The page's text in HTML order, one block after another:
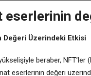
eserlerinin
Değeri Üzerindeki Etkisi
beraber,
eserlerinin değeri